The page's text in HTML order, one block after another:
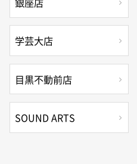
学芸大店
目黒不動前店
SOUND ARTS